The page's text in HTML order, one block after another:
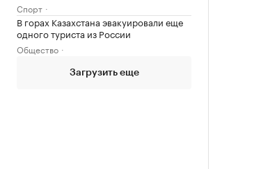
Спорт
В горах Казахстана эвакуировали еще
одного туриста из России
Общество
Загрузить еще